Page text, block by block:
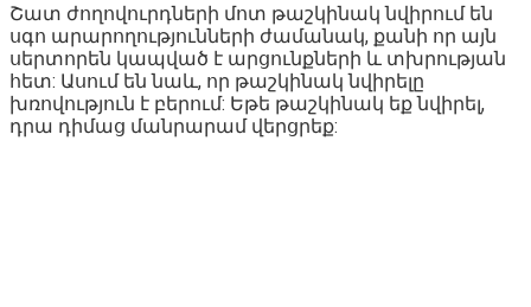
Շատ ժողովուրդների մոտ թաշկինակ նվիրում են
սգո արարողությունների ժամանակ, քանի որ այն
սերտորեն կապված է արցունքների և տխրության
հետ: Ասում են նաև, որ թաշկինակ նվիրելը
խռովություն է բերում: Եթե թաշկինակ եք նվիրել,
դրա դիմաց մանրարամ վերցրեք: